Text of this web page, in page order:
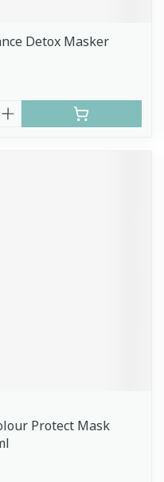
Detox Masker
Protect Mask